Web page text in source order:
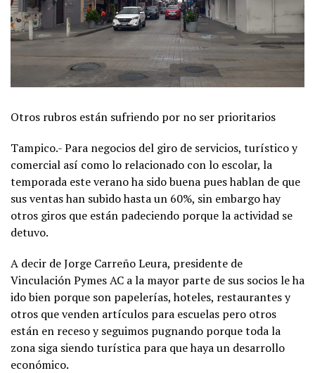
Otros rubros están sufriendo por no ser prioritarios
Tampico.- Para negocios del giro de servicios, turístico y
comercial así como lo relacionado con lo escolar, la
temporada este verano ha sido buena pues hablan de que
sus ventas han subido hasta un 60%, sin embargo hay
otros giros que están padeciendo porque la actividad se
detuvo.
A decir de Jorge Carreño Leura, presidente de
Vinculación Pymes AC a la mayor parte de sus socios le ha
ido bien porque son papelerías, hoteles, restaurantes y
otros que venden artículos para escuelas pero otros
están en receso y seguimos pugnando porque toda la
zona siga siendo turística para que haya un desarrollo
económico.